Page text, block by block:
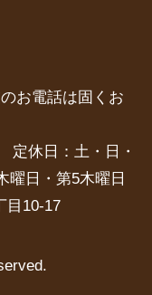
お電話は固くお
定休日：土・日・
曜日・第5木曜日
目10-17